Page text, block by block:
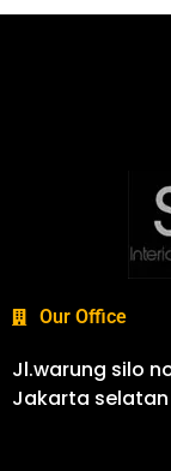
Our Office
Jl.warung silo
Jakarta selatan